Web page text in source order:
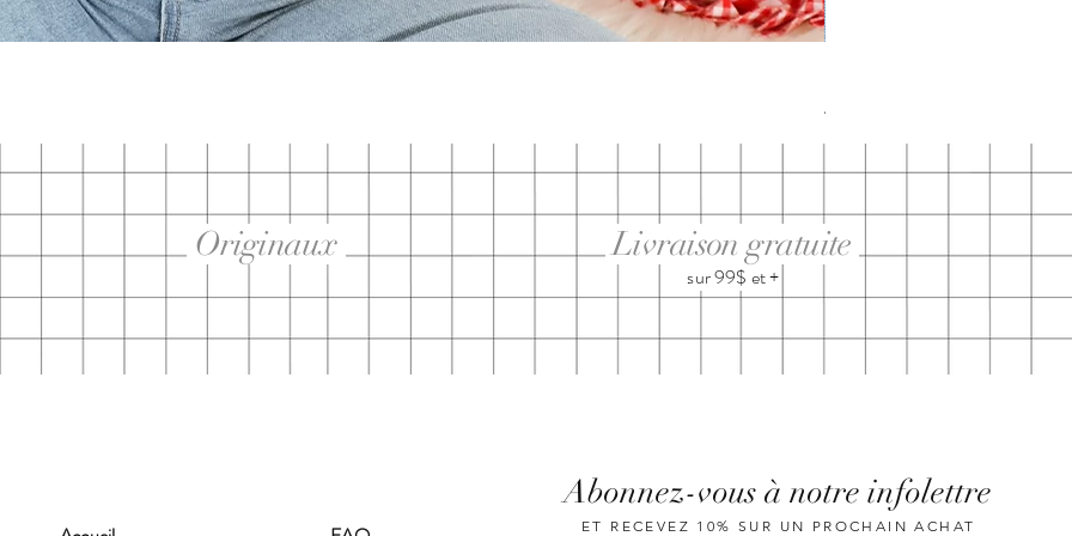
Prix
29,95 $
Originaux
sur 99$ et +
Livraison gratuite
Abonnez-vous à notre infolettre
ET RECEVEZ 10% SUR UN PROCHAIN ACHAT